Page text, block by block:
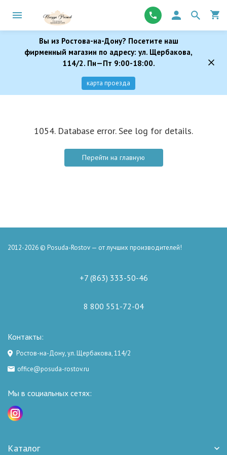
Вы из Ростова-на-Дону? Посетите наш
фирменный магазин по адресу: ул. Щербакова,
114/2. Пн—Пт 9:00-18:00.
карта проезда
1054. Database error. See log for details.
Перейти на главную
2012-2026 © Posuda-Rostov — от лучших производителей!
+7 (863) 333-50-46
8 800 551-72-04
Контакты:
Ростов-на-Дону, ул. Щербакова, 114/2
office@posuda-rostov.ru
Мы в социальных сетях:
Каталог